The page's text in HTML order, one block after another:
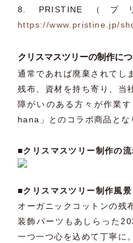
8. PRISTINE（
https://www.pristine.jp/
クリスマスツリーの制作に
通常であれば廃棄されてし
残布、資材を持ち寄り、当
障がいのある方々が作業
hana」とのコラボ商品とな
■クリスマスツリー制作の流
■クリスマスツリー制作風景
オーガニックコットンの残
装飾パーツもあしらった
一つ一つ心を込めて丁寧に